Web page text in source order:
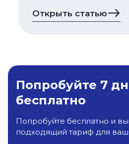
Открыть статью
Попробуйте 7
бесплатно
Попробуйте бесплатно и
подходящий тариф для